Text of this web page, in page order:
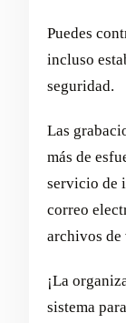
Puedes
incluso
seguridad.
Las
más de
servicio de
correo
archivos de
¡La
sistema